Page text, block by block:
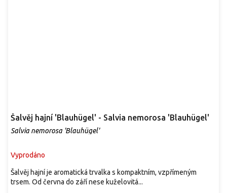
Šalvěj hajní 'Blauhügel' - Salvia nemorosa 'Blauhügel'
Salvia nemorosa 'Blauhügel'
Vyprodáno
Šalvěj hajní je aromatická trvalka s kompaktním, vzpřímeným
trsem. Od června do září nese kuželovitá...